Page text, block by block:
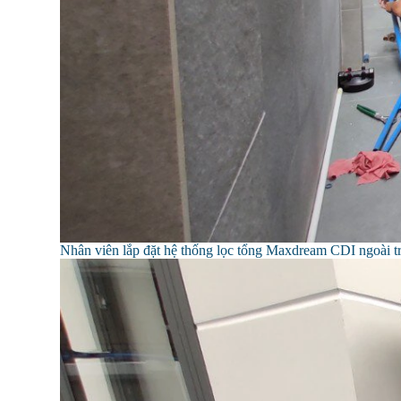
Nhân viên lắp đặt hệ thống lọc tổng Maxdream CDI ngoài